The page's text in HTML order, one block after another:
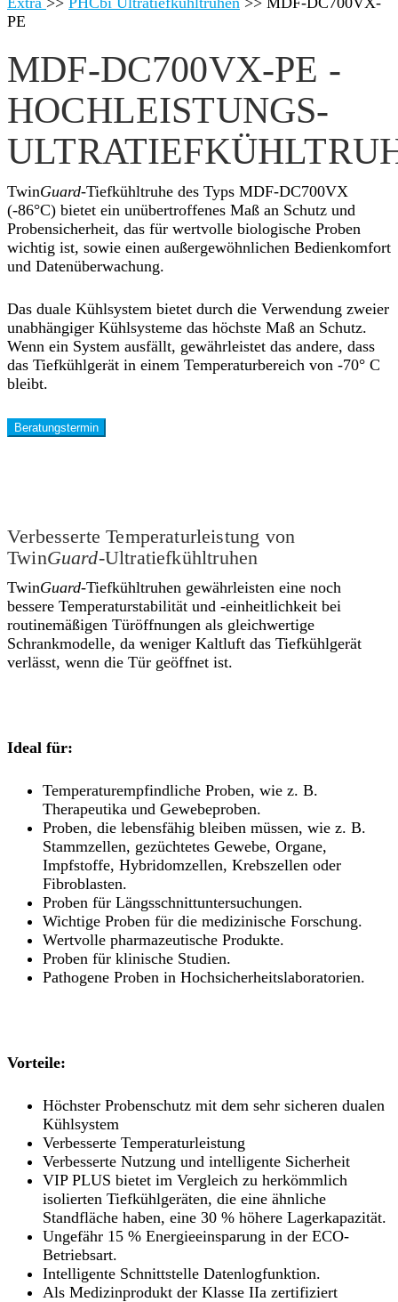
PE
MDF-DC700VX-PE -
HOCHLEISTUNGS-
TwinGuard-Tiefkühltruhe des Typs MDF-DC700VX
(-86°C) bietet ein unübertroffenes Maß an Schutz und
Probensicherheit, das für wertvolle biologische Proben
wichtig ist, sowie einen außergewöhnlichen Bedienkomfort
und Datenüberwachung.
Das duale Kühlsystem bietet durch die Verwendung zweier
unabhängiger Kühlsysteme das höchste Maß an Schutz.
Wenn ein System ausfällt, gewährleistet das andere, dass
das Tiefkühlgerät in einem Temperaturbereich von -70° C
bleibt.
Beratungstermin
Verbesserte Temperaturleistung von
TwinGuard-Ultratiefkühltruhen
TwinGuard-Tiefkühltruhen gewährleisten eine noch
bessere Temperaturstabilität und -einheitlichkeit bei
routinemäßigen Türöffnungen als gleichwertige
Schrankmodelle, da weniger Kaltluft das Tiefkühlgerät
verlässt, wenn die Tür geöffnet ist.
Ideal für:
Temperaturempfindliche Proben, wie z. B.
Therapeutika und Gewebeproben.
Proben, die lebensfähig bleiben müssen, wie z. B.
Stammzellen, gezüchtetes Gewebe, Organe,
Impfstoffe, Hybridomzellen, Krebszellen oder
Fibroblasten.
Proben für Längsschnittuntersuchungen.
Wichtige Proben für die medizinische Forschung.
Wertvolle pharmazeutische Produkte.
Proben für klinische Studien.
Pathogene Proben in Hochsicherheitslaboratorien.
Vorteile:
Höchster Probenschutz mit dem sehr sicheren dualen
Kühlsystem
Verbesserte Temperaturleistung
Verbesserte Nutzung und intelligente Sicherheit
VIP PLUS bietet im Vergleich zu herkömmlich
isolierten Tiefkühlgeräten, die eine ähnliche
Standfläche haben, eine 30 % höhere Lagerkapazität.
Ungefähr 15 % Energieeinsparung in der ECO-
Betriebsart.
Intelligente Schnittstelle Datenlogfunktion.
Als Medizinprodukt der Klasse IIa zertifiziert